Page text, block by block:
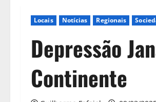
Locais Notícias Regionais
Depressão
Continente